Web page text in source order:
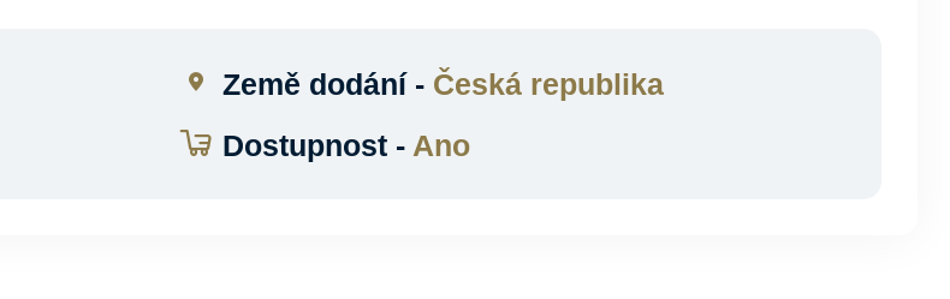
Země dodání - Česká republika
Dostupnost - Ano